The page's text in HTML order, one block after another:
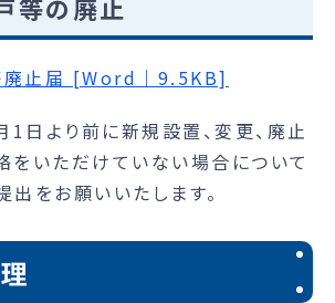
等の廃止
廃止届 [Word｜9.5KB]
1日より前に新規設置、変更、廃止
をいただけていない場合について
出をお願いいたします。